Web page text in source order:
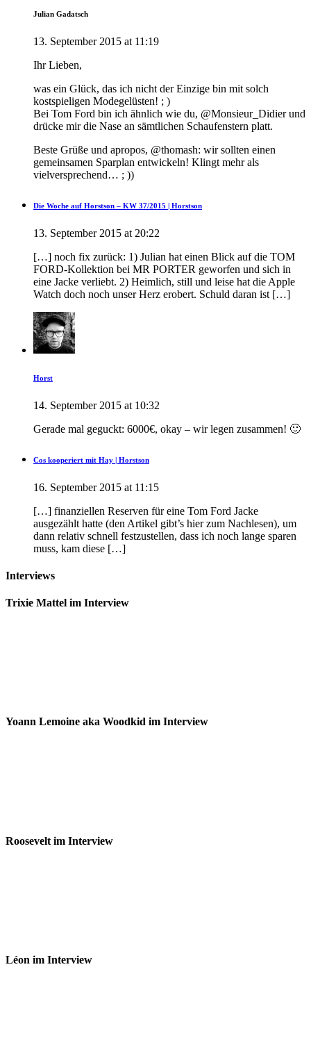
Julian Gadatsch
13. September 2015 at 11:19
Ihr Lieben,
was ein Glück, das ich nicht der Einzige bin mit solch
kostspieligen Modegelüsten! ; )
Bei Tom Ford bin ich ähnlich wie du, @Monsieur_Didier und
drücke mir die Nase an sämtlichen Schaufenstern platt.
Beste Grüße und apropos, @thomash: wir sollten einen
gemeinsamen Sparplan entwickeln! Klingt mehr als
vielversprechend… ; ))
Die Woche auf Horstson – KW 37/2015 | Horstson
13. September 2015 at 20:22
[…] noch fix zurück: 1) Julian hat einen Blick auf die TOM
FORD-Kollektion bei MR PORTER geworfen und sich in
eine Jacke verliebt. 2) Heimlich, still und leise hat die Apple
Watch doch noch unser Herz erobert. Schuld daran ist […]
Horst
14. September 2015 at 10:32
Gerade mal geguckt: 6000€, okay – wir legen zusammen! 🙂
Cos kooperiert mit Hay | Horstson
16. September 2015 at 11:15
[…] finanziellen Reserven für eine Tom Ford Jacke
ausgezählt hatte (den Artikel gibt’s hier zum Nachlesen), um
dann relativ schnell festzustellen, dass ich noch lange sparen
muss, kam diese […]
Interviews
Trixie Mattel im Interview
Yoann Lemoine aka Woodkid im Interview
Roosevelt im Interview
Léon im Interview